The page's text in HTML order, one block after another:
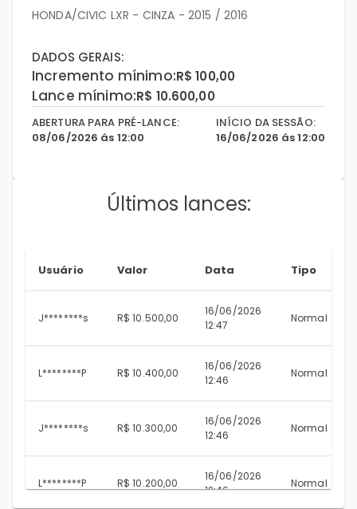
HONDA/CIVIC LXR - CINZA - 2015 / 2016
DADOS GERAIS:
Incremento mínimo:R$ 100,00
Lance mínimo:R$ 10.600,00
ABERTURA PARA PRÉ-LANCE:
08/06/2026 ás 12:00
INÍCIO DA SESSÃO:
16/06/2026 ás 12:00
Últimos lances:
Usuário Valor Data Tipo
J********s R$ 10.500,00
16/06/2026
12:47
Normal
L********P R$ 10.400,00
16/06/2026
12:46
Normal
J********s R$ 10.300,00
16/06/2026
12:46
Normal
L********P R$ 10.200,00
16/06/2026
12:46
Normal